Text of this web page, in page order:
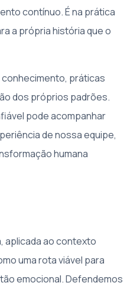
contínuo. É na prática
a própria história que o
práticas
dos próprios padrões.
pode acompanhar
de nossa equipe,
humana
aplicada ao contexto
uma rota viável para
emocional. Defendemos